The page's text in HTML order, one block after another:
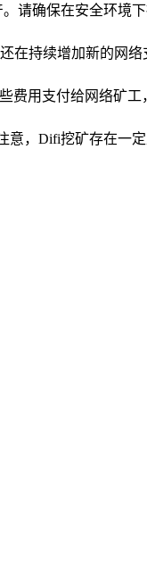
请确保在安全环境下
在持续增加新的网络
费用支付给网络矿工
，Difi挖矿存在一定